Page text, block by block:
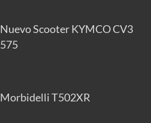
Nuevo Scooter KYMCO CV3
575
Morbidelli T502XR